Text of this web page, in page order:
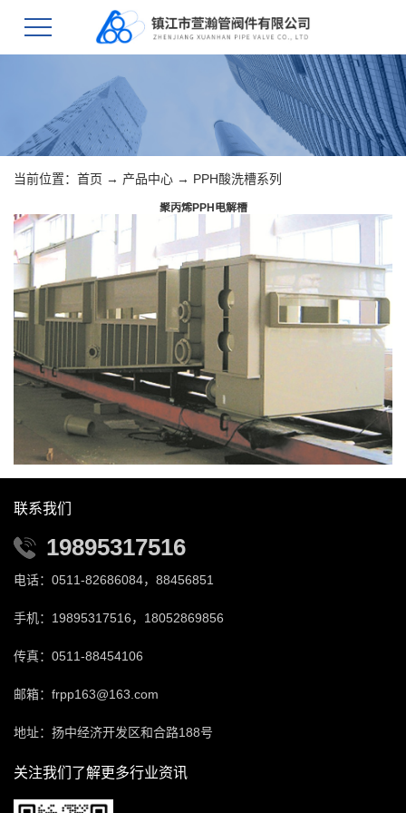
当前位置： 首页 → 产品中心 → PPH酸洗槽系列
聚丙烯PPH电解槽
联系我们
19895317516
电话：0511-82686084，88456851
手机：19895317516，18052869856
传真：0511-88454106
邮箱：frpp163@163.com
地址：扬中经济开发区和合路188号
关注我们了解更多行业资讯